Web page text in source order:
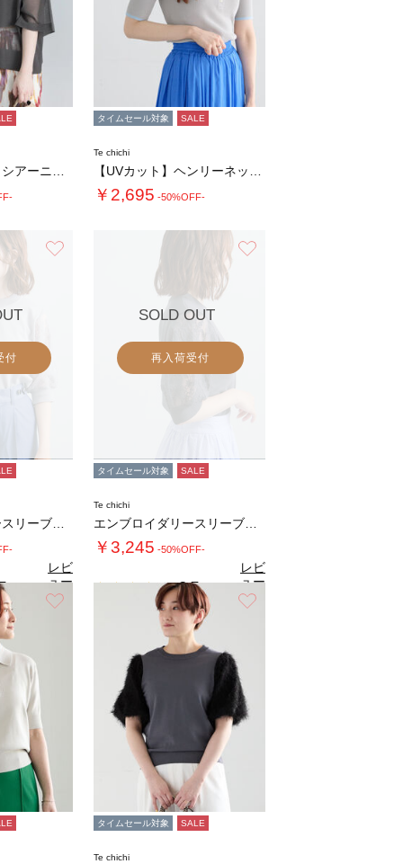
タイムセール対象 SALE
Te chichi
￥2,695 -50%OFF-
付
（3）
レビ
ュー
を見
る
SOLD OUT
再入荷受付
タイムセール対象 SALE
Te chichi
￥3,245 -50%OFF-
3.7（3）
レビ
ュー
を見
る
タイムセール対象 SALE
Te chichi